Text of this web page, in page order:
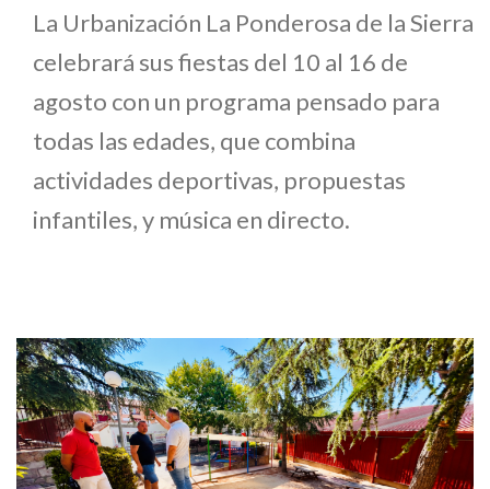
La Urbanización La Ponderosa de la Sierra
celebrará sus fiestas del 10 al 16 de
agosto con un programa pensado para
todas las edades, que combina
actividades deportivas, propuestas
infantiles, y música en directo.